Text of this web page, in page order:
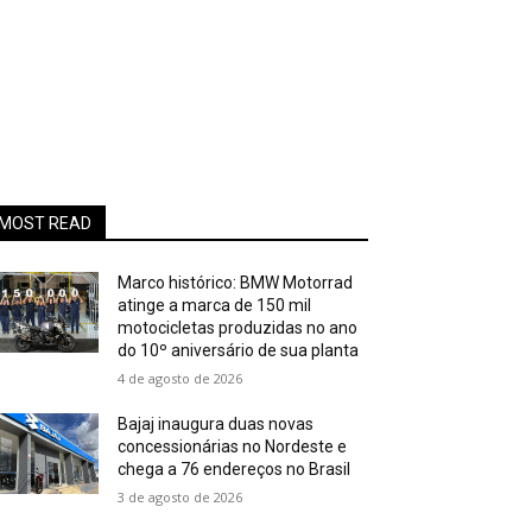
MOST READ
Marco histórico: BMW Motorrad
atinge a marca de 150 mil
motocicletas produzidas no ano
do 10º aniversário de sua planta
4 de agosto de 2026
Bajaj inaugura duas novas
concessionárias no Nordeste e
chega a 76 endereços no Brasil
3 de agosto de 2026